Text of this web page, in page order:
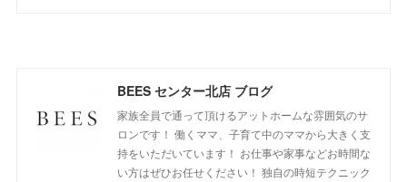
BEES センター北店 ブログ
家族全員で通って頂けるアットホームな雰囲気のサ
ロンです！ 働くママ、子育て中のママから大きく支
持をいただいています！ お仕事や家事などお時間な
い方はぜひお任せください！ 独自の時短テクニック